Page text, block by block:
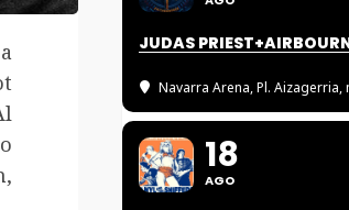
JUDAS
Navarra Arena, Pl. Aizagerria,
18
AGO